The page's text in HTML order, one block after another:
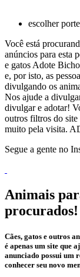
escolher
Você está
anúncios para esta
e gatos Adote
e, por isto, as
divulgando os
Nos ajude a
divulgar e adotar!
outros filtros do site
muito pela visita.
Segue a gente no
Animais
procurados!
Cães, gatos e outros
é apenas um site que
anunciado possui um
conhecer seu novo